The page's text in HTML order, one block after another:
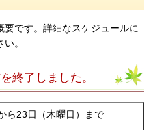
です。詳細なスケジュールに
。
終了しました。
ら23日（木曜日）まで